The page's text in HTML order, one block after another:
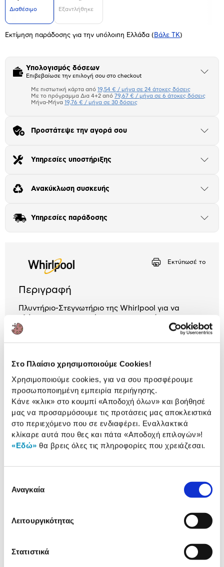
Στο Πλαίσιο χρησιμοποιούμε Cookies!
Χρησιμοποιούμε cookies, για να σου προσφέρουμε
προσωποποιημένη εμπειρία περιήγησης.
Κάνε «κλικ» στο κουμπί «Αποδοχή όλων» και βοήθησέ
μας να προσαρμόσουμε τις προτάσεις μας αποκλειστικά
στο περιεχόμενο που σε ενδιαφέρει. Εναλλακτικά
κλίκαρε αυτά που θες και πάτα «Αποδοχή επιλογών»!
«Εδώ» θα βρεις όλες τις πληροφορίες που χρειάζεσαι.
συγκατάθεσης
Αναγκαία
Λειτουργικότητας
Στατιστικά
Διαθέσιμο Εξαντλήθηκε
Εκτίμηση παράδοσης για την υπόλοιπη Ελλάδα ( Βάλε ΤΚ)
Υπολογισμός δόσεων
Επιβεβαίωσε την επιλογή σου στο checkout
Άνοιξε
Πιστωτική κάρτα
Μήνα Μήνα
Αριθμός δόσεων
Με πιστωτική κάρτα από 19,54 € / μήνα σε 24 άτοκες δόσεις
Με το πρόγραμμα Δια 4+2 από 79,67 € / μήνα σε 6 άτοκες δόσεις
Μήνα-Μήνα 19,76 € / μήνα σε 30 δόσεις
Προστάτεψε την αγορά σου
Άνοιξε
Υπηρεσίες υποστήριξης
Άνοιξε
Ανακύκλωση συσκευής
Άνοιξε
Υπηρεσίες παράδοσης
Άνοιξε
Εκτύπωσέ το
Περιγραφή
Πλυντήριο-Στεγνωτήριο της Whirlpool για να
πλύνεις και να στεγνώσεις τα αγαπημένα σου
υφάσματα. Με χωρητικότητα πλύσης 9kg και
στεγνώματος 7kg, θα γίνει ο καλύτερος σύμμαχος
2 έτη στη συσκευή & 10 έτη στο μοτέρ
εγγύηση Προμηθευτή
Πληροφορίες
Χαρακτηριστικά
Χωρητικότητα Πλύσης: 9 kg
στυψίματος):
1.600 rpm
E/B
Αναλυτική